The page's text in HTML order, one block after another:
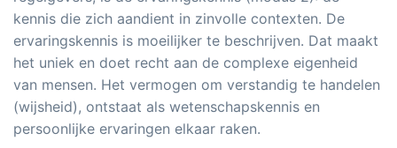
kennis die zich aandient in zinvolle contexten. De
ervaringskennis is moeilijker te beschrijven. Dat maakt
het uniek en doet recht aan de complexe eigenheid
van mensen. Het vermogen om verstandig te handelen
(wijsheid), ontstaat als wetenschapskennis en
persoonlijke ervaringen elkaar raken.